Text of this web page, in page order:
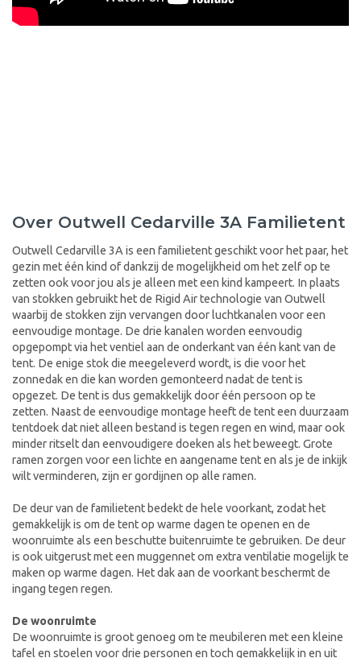
Over Outwell Cedarville 3A Familietent
Outwell Cedarville 3A is een familietent geschikt voor het paar, het
gezin met één kind of dankzij de mogelijkheid om het zelf op te
zetten ook voor jou als je alleen met een kind kampeert. In plaats
van stokken gebruikt het de Rigid Air technologie van Outwell
waarbij de stokken zijn vervangen door luchtkanalen voor een
eenvoudige montage. De drie kanalen worden eenvoudig
opgepompt via het ventiel aan de onderkant van één kant van de
tent. De enige stok die meegeleverd wordt, is die voor het
zonnedak en die kan worden gemonteerd nadat de tent is
opgezet. De tent is dus gemakkelijk door één persoon op te
zetten. Naast de eenvoudige montage heeft de tent een duurzaam
tentdoek dat niet alleen bestand is tegen regen en wind, maar ook
minder ritselt dan eenvoudigere doeken als het beweegt. Grote
ramen zorgen voor een lichte en aangename tent en als je de inkijk
wilt verminderen, zijn er gordijnen op alle ramen.
De deur van de familietent bedekt de hele voorkant, zodat het
gemakkelijk is om de tent op warme dagen te openen en de
woonruimte als een beschutte buitenruimte te gebruiken. De deur
is ook uitgerust met een muggennet om extra ventilatie mogelijk te
maken op warme dagen. Het dak aan de voorkant beschermt de
ingang tegen regen.
De woonruimte
De woonruimte is groot genoeg om te meubileren met een kleine
tafel en stoelen voor drie personen en toch gemakkelijk in en uit